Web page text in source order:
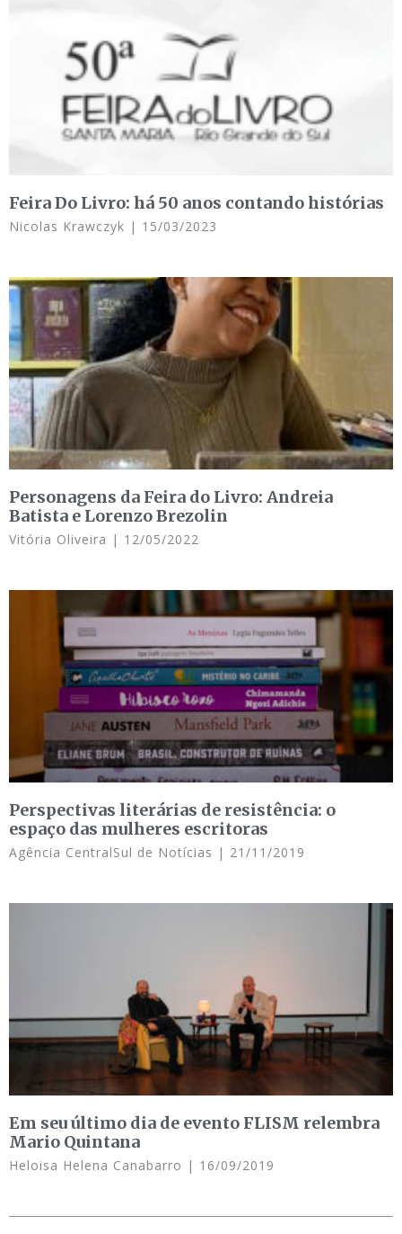
Feira Do Livro: há 50 anos contando histórias
Nicolas Krawczyk 15/03/2023
Personagens da Feira do Livro: Andreia
Batista e Lorenzo Brezolin
Vitória Oliveira 12/05/2022
Perspectivas literárias de resistência: o
espaço das mulheres escritoras
Agência CentralSul de Notícias 21/11/2019
Em seu último dia de evento FLISM relembra
Mario Quintana
Heloisa Helena Canabarro 16/09/2019